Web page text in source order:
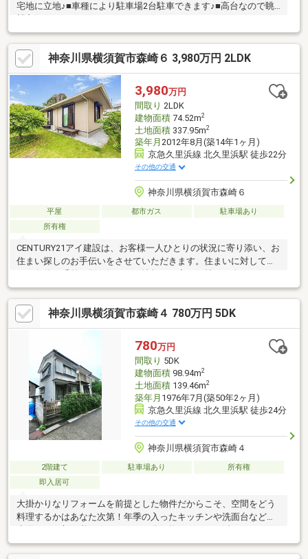
宅地に立地♪■車種により駐車場2台駐車できます♪■高台なので眺
望良好！
神奈川県横須賀市森崎６ 3,980万円 2LDK
3,980万円
間取り 2LDK
建物面積74.52m2
土地面積337.95m2
築年月 2012年8月(築14年1ヶ月)
京急久里浜線 北久里浜駅 徒歩22分
その他の交通
神奈川県横須賀市森崎６
平屋 都市ガス
駐車場あり
所有権
CENTURY21アイ建設は、お客様一人ひとりの状況に寄り添い、お
住まい探しのお手伝いをさせていただきます。住まいに対して求
れ。だからこそマニュアルではなく、お客様にあわせたオーダー
メイドのサポートを。物件探しからその先の新生活も、良き伴走
者として並走させていただきます。多少難しそうなご条件でも、
まずはご相談ください。グループ創業38年の経験とノウハウ・情
報量で、きっとお客様のご期待にお応えします。いちばん話しや
すいいちばん分かりやすいいちばんワクワクする不動産ネットワ
ークへCENTURY21アイ建設
神奈川県横須賀市森崎４ 780万円 5DK
780万円
間取り 5DK
建物面積98.94m2
土地面積139.46m2
築年月 1976年7月(築50年2ヶ月)
京急久里浜線 北久里浜駅 徒歩24分
その他の交通
神奈川県横須賀市森崎４
2階建て 駐車場あり
所有権
即入居可
大掛かりなリフォームを前提とした物件だからこそ、空間をどう
料理するかはあなた次第！年季の入ったキッチンや洗面台などの
水回りは一新が必要ですが、その分価格メリットを活かしてこだ
わりの空間づくりが可能です。ぽかぽかと温かい日当たりの良さ
や、カースペース完備など「後から変えられない基本スペック」